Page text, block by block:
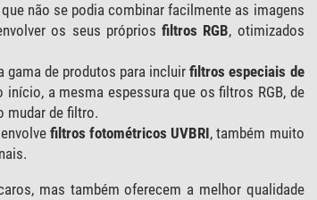
não se podia combinar facilmente as imagens
os seus próprios filtros RGB, otimizados
gama de produtos para incluirfiltros especiais de
a mesma espessura que os filtros RGB, de
mudar de filtro.
filtros fotométricos UVBRI, também muito
mas também oferecem a melhor qualidade